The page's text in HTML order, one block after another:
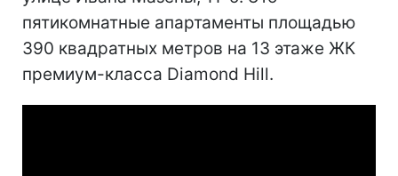
пятикомнатные апартаменты площадью
390 квадратных метров на 13 этаже ЖК
премиум-класса Diamond Hill.